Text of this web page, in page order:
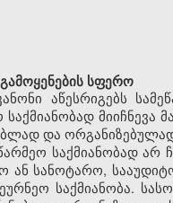
სფერო
აწესრიგებს
საქმიანობად
და
საქმიანობად
ან სანოტარო,
საქმიანობა.